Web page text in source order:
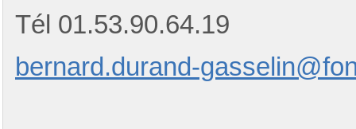
Tél 01.53.90.64.19
bernard.durand-